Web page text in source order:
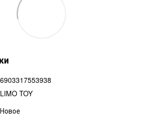
6903317553938
LIMO TOY
Новое